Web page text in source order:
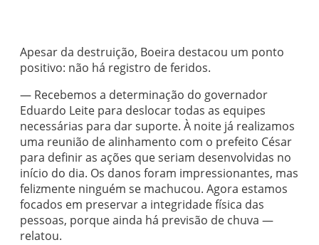
Apesar da destruição, Boeira destacou um ponto
positivo: não há registro de feridos.
— Recebemos a determinação do governador
Eduardo Leite para deslocar todas as equipes
necessárias para dar suporte. À noite já realizamos
uma reunião de alinhamento com o prefeito César
para definir as ações que seriam desenvolvidas no
início do dia. Os danos foram impressionantes, mas
felizmente ninguém se machucou. Agora estamos
focados em preservar a integridade física das
pessoas, porque ainda há previsão de chuva —
relatou.